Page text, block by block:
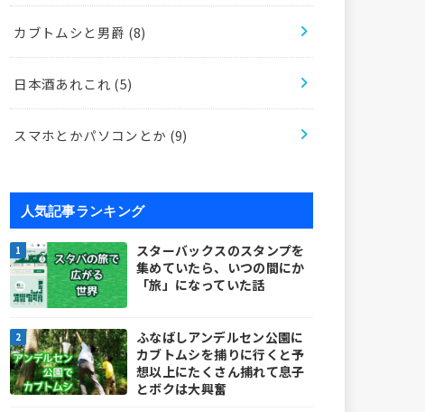
カブトムシと男爵 (8)
日本酒あれこれ (5)
スマホとかパソコンとか (9)
人気記事ランキング
スターバックスのスタンプを
集めていたら、いつの間にか
「旅」になっていた話
ふなばしアンデルセン公園に
カブトムシを捕りに行くと予
想以上にたくさん捕れて息子
とボクは大興奮